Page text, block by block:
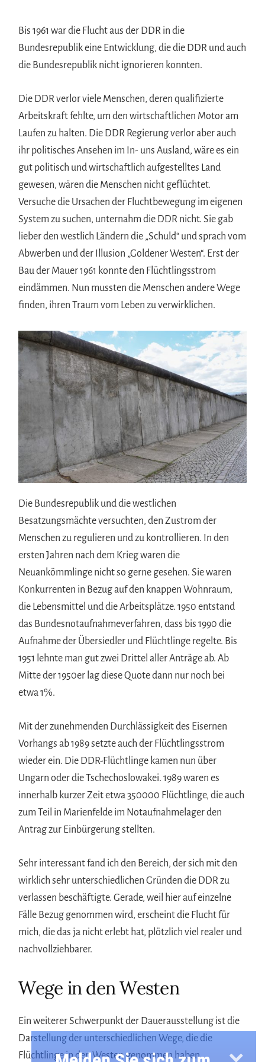
Bis 1961 war die Flucht aus der DDR in die
Bundesrepublik eine Entwicklung, die die DDR und auch
die Bundesrepublik nicht ignorieren konnten.
Die DDR verlor viele Menschen, deren qualifizierte
Arbeitskraft fehlte, um den wirtschaftlichen Motor am
Laufen zu halten. Die DDR Regierung verlor aber auch
ihr politisches Ansehen im In- uns Ausland, wäre es ein
gut politisch und wirtschaftlich aufgestelltes Land
gewesen, wären die Menschen nicht geflüchtet.
Versuche die Ursachen der Fluchtbewegung im eigenen
System zu suchen, unternahm die DDR nicht. Sie gab
lieber den westlich Ländern die „Schuld“ und sprach vom
Abwerben und der Illusion „Goldener Westen“. Erst der
Bau der Mauer 1961 konnte den Flüchtlingsstrom
eindämmen. Nun mussten die Menschen andere Wege
finden, ihren Traum vom Leben zu verwirklichen.
Die Bundesrepublik und die westlichen
Besatzungsmächte versuchten, den Zustrom der
Menschen zu regulieren und zu kontrollieren. In den
ersten Jahren nach dem Krieg waren die
Neuankömmlinge nicht so gerne gesehen. Sie waren
Konkurrenten in Bezug auf den knappen Wohnraum,
die Lebensmittel und die Arbeitsplätze. 1950 entstand
das Bundesnotaufnahmeverfahren, dass bis 1990 die
Aufnahme der Übersiedler und Flüchtlinge regelte. Bis
1951 lehnte man gut zwei Drittel aller Anträge ab. Ab
Mitte der 1950er lag diese Quote dann nur noch bei
etwa 1%.
Mit der zunehmenden Durchlässigkeit des Eisernen
Vorhangs ab 1989 setzte auch der Flüchtlingsstrom
wieder ein. Die DDR-Flüchtlinge kamen nun über
Ungarn oder die Tschechoslowakei. 1989 waren es
innerhalb kurzer Zeit etwa 350000 Flüchtlinge, die auch
zum Teil in Marienfelde im Notaufnahmelager den
Antrag zur Einbürgerung stellten.
Sehr interessant fand ich den Bereich, der sich mit den
wirklich sehr unterschiedlichen Gründen die DDR zu
verlassen beschäftigte. Gerade, weil hier auf einzelne
Fälle Bezug genommen wird, erscheint die Flucht für
mich, die das ja nicht erlebt hat, plötzlich viel realer und
nachvollziehbarer.
Wege in den Westen
Ein weiterer Schwerpunkt der Dauerausstellung ist die
Darstellung der unterschiedlichen Wege, die die
Flüchtlinge in den Westen genommen haben.